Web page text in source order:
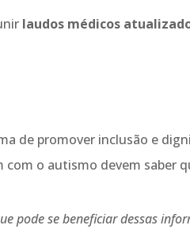
laudos médicos
de promover inclusão e
o autismo devem saber
pode se beneficiar dessas